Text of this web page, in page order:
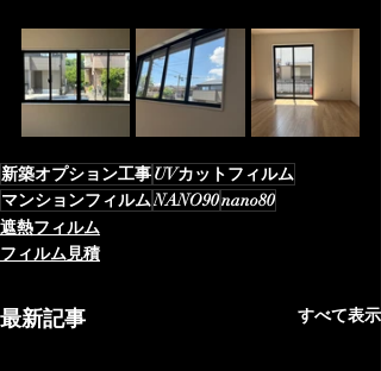
新築オプション工事UVカットフィルム
マンションフィルムNANO90nano80
遮熱フィルム
フィルム見積
最新記事 すべて表示